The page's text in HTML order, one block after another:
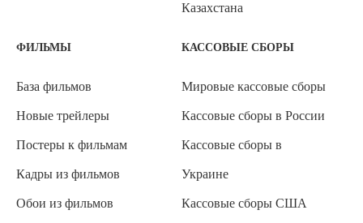
Казахстана
ФИЛЬМЫ
База фильмов
Новые трейлеры
Постеры к фильмам
Кадры из фильмов
Обои из фильмов
КАССОВЫЕ СБОРЫ
Мировые кассовые сборы
Кассовые сборы в России
Кассовые сборы в
Украине
Кассовые сборы США